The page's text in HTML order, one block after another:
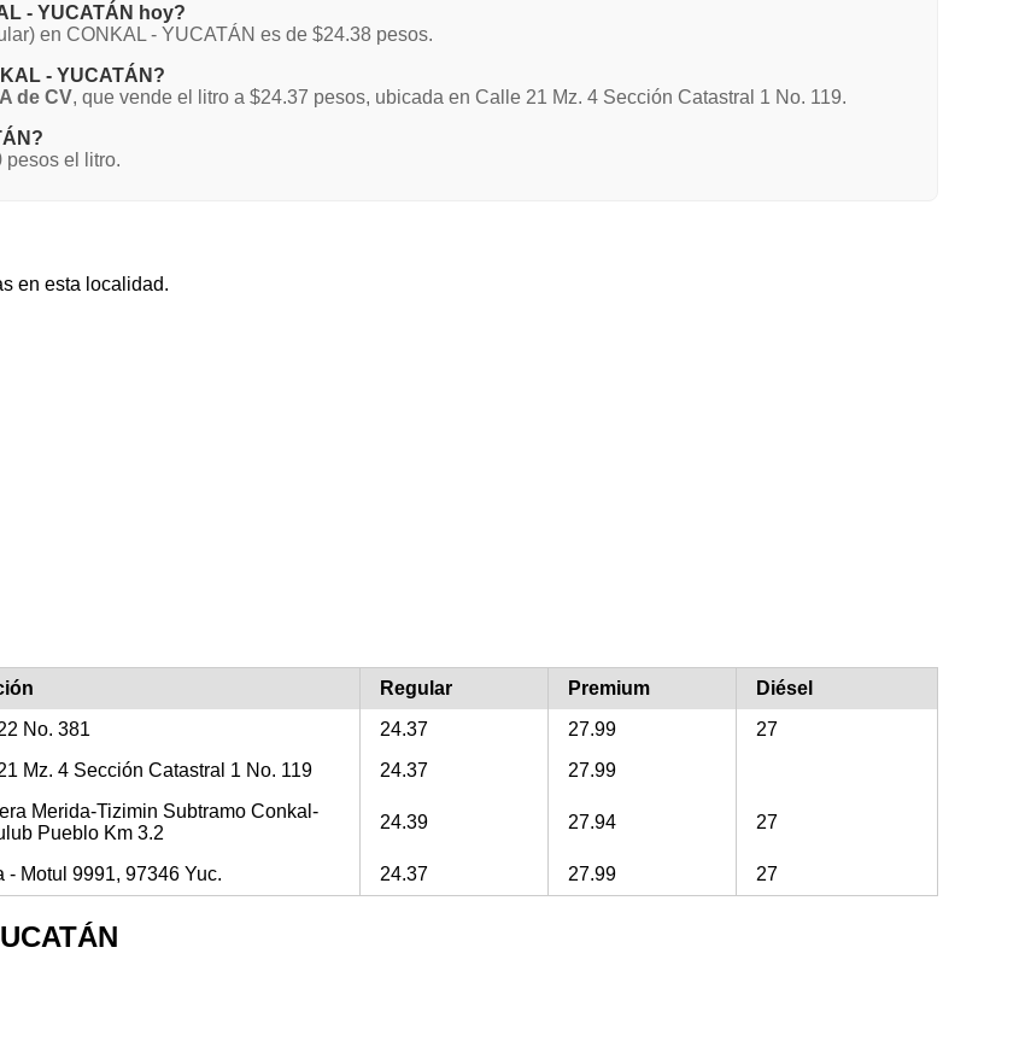
- YUCATÁN hoy?
en CONKAL - YUCATÁN es de $24.38 pesos.
- YUCATÁN?
de CV, que vende el litro a $24.37 pesos, ubicada en Calle 21 Mz. 4 Sección Catastral 1 No. 119.
pesos el litro.
en esta localidad.
Regular Premium
Diésel
No. 381 24.37 27.99
27
Mz. 4 Sección Catastral 1 No. 119 24.37 27.99
Merida-Tizimin Subtramo Conkal-
Pueblo Km 3.2
24.39 27.94 27
- Motul 9991, 97346 Yuc. 24.37 27.99 27